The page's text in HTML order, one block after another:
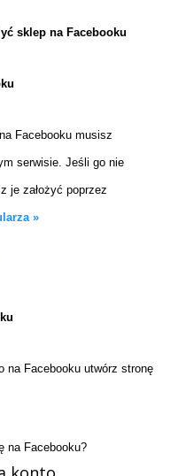
sklep na Facebooku
Facebooku musisz
serwisie. Jeśli go nie
je założyć poprzez
»
na Facebooku utwórz stronę
na Facebooku?